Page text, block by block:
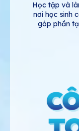
Học tập và
nơi học sinh
góp phần